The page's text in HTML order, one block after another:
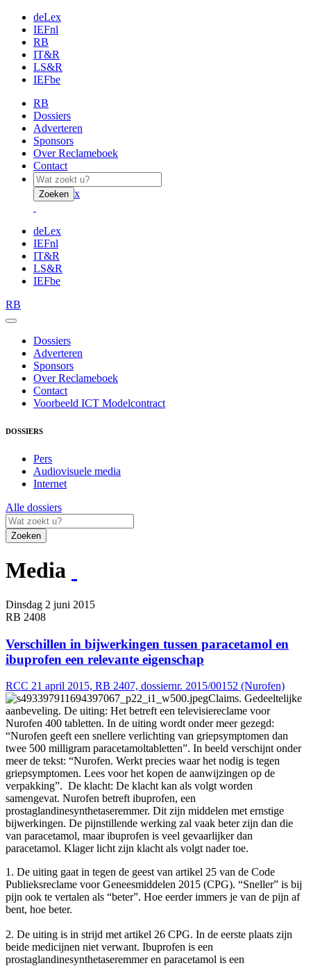
deLex
IEFnl
RB
IT&R
LS&R
IEFbe
RB
Dossiers
Adverteren
Sponsors
Over Reclameboek
Contact
Zoeken x
deLex
IEFnl
IT&R
LS&R
IEFbe
RB
Dossiers
Adverteren
Sponsors
Over Reclameboek
Contact
Voorbeeld ICT Modelcontract
DOSSIERS
Pers
Audiovisuele media
Internet
Alle dossiers
Zoeken
Media
Dinsdag 2 juni 2015
RB 2408
Verschillen in bijwerkingen tussen paracetamol en
ibuprofen een relevante eigenschap
RCC 21 april 2015, RB 2407, dossiernr. 2015/00152 (Nurofen)
Claims. Gedeeltelijke
aanbeveling. De uiting: Het betreft een televisiereclame voor
Nurofen 400 tabletten. In de uiting wordt onder meer gezegd:
“Nurofen geeft een snellere verlichting van griepsymptomen dan
twee 500 milligram paracetamoltabletten”. In beeld verschijnt onder
meer de tekst: “Nurofen. Werkt precies waar het nodig is tegen
griepsymptomen. Lees voor het kopen de aanwijzingen op de
verpakking”. De klacht: De klacht kan als volgt worden
samengevat. Nurofen betreft ibuprofen, een
prostaglandinesynthetaseremmer. Dit zijn middelen met ernstige
bijwerkingen. De pijnstillende werking zal vaak beter zijn dan die
van paracetamol, maar ibuprofen is veel gevaarlijker dan
paracetamol. Klager licht zijn klacht als volgt nader toe.
1. De uiting gaat in tegen de geest van artikel 25 van de Code
Publieksreclame voor Geneesmiddelen 2015 (CPG). “Sneller” is bij
pijn ook te vertalen als “beter”. Hoe eerder immers je van de pijn af
bent, hoe beter.
2. De uiting is in strijd met artikel 26 CPG. In de eerste plaats zijn
beide medicijnen niet verwant. Ibuprofen is een
prostaglandinesynthetaseremmer en paracetamol is een